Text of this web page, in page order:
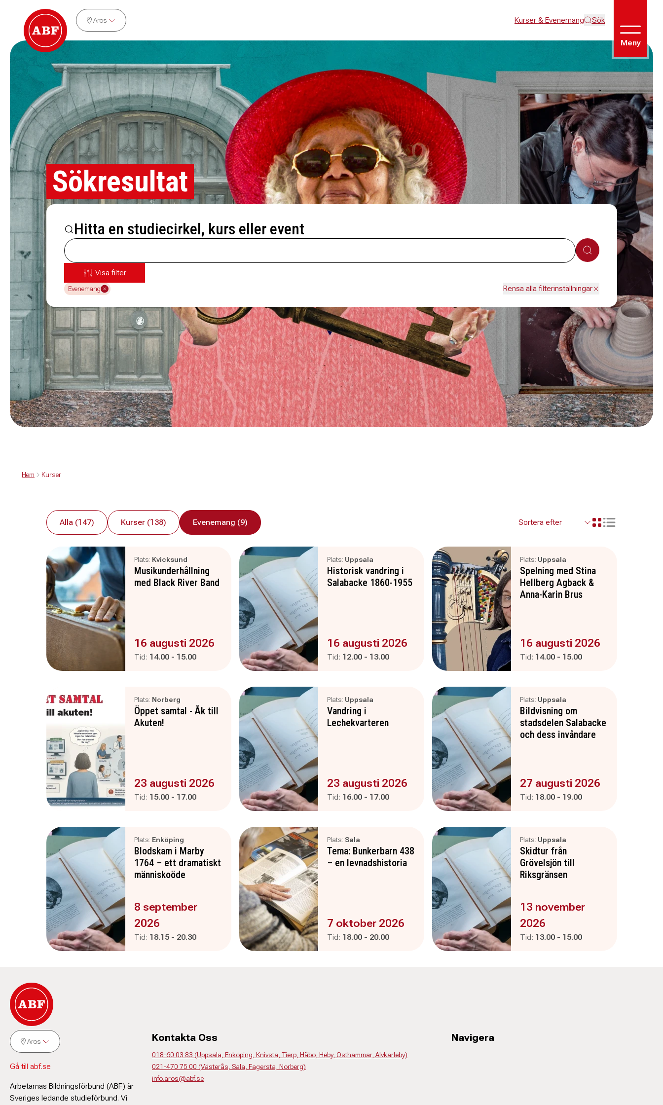
Aros Kurser & Evenemang Sök
Meny
Sökresultat
Hitta en studiecirkel, kurs eller event
Sök
Visa filter
Evenemang Rensa alla filterinställningar
Hem Kurser
Alla (147) Kurser (138) Evenemang (9) Visa resultaten i ett
Visa resultaten
Plats: Kvicksund
Musikunderhållning
med Black River Band
Evenemanget är :
16 augusti 2026
Tid: Pågår mellan
14.00 - och
15.00
Plats: Uppsala
Historisk vandring i
Salabacke 1860-1955
Evenemanget är :
16 augusti 2026
Tid: Pågår mellan
12.00 - och
13.00
Plats: Uppsala
Spelning med Stina
Hellberg Agback &
Anna-Karin Brus
Evenemanget är :
16 augusti 2026
Tid: Pågår mellan
14.00 - och
15.00
Plats: Norberg
Öppet samtal - Åk till
Akuten!
Evenemanget är :
23 augusti 2026
Tid: Pågår mellan
15.00 - och
17.00
Plats: Uppsala
Vandring i
Lechekvarteren
Evenemanget är :
23 augusti 2026
Tid: Pågår mellan
16.00 - och
17.00
Plats: Uppsala
Bildvisning om
stadsdelen Salabacke
och dess invåndare
Evenemanget är :
27 augusti 2026
Tid: Pågår mellan
18.00 - och
19.00
Plats: Enköping
Blodskam i Marby
1764 – ett dramatiskt
människoöde
Evenemanget är :
8 september
2026
Tid: Pågår mellan
18.15 - och
20.30
Plats: Sala
Tema: Bunkerbarn 438
– en levnadshistoria
Evenemanget är :
7 oktober 2026
Tid: Pågår mellan
18.00 - och
20.00
Plats: Uppsala
Skidtur från
Grövelsjön till
Riksgränsen
Evenemanget är :
13 november
2026
Tid: Pågår mellan
13.00 - och
15.00
Aros
Gå till abf.se
Arbetarnas Bildningsförbund (ABF) är
Sveriges ledande studieförbund. Vi
Kontakta Oss
018-60 03 83 (Uppsala, Enköping, Knivsta, Tierp, Håbo, Heby, Östhammar, Älvkarleby)
021-470 75 00 (Västerås, Sala, Fagersta, Norberg)
info.aros@abf.se
Navigera